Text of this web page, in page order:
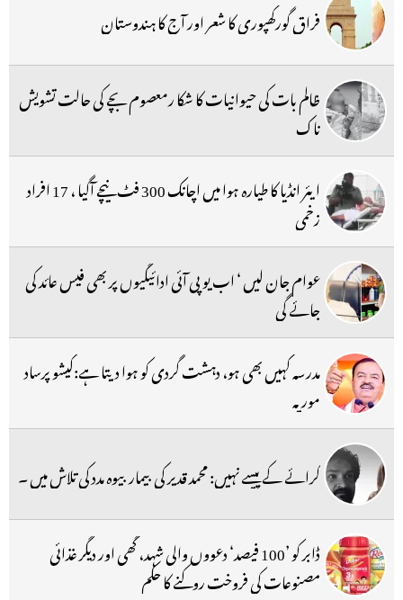
فراق گورکھپوری کا شعر اور آج کا ہندوستان
ظالم بات کی حیوانیات کا شکا رمعصوم بچے کی حالت تشویش
ناک
ایئر انڈیا کا طیارہ ہوا میں اچانک 300 فٹ نیچے آگیا ، 17 افراد
زخمی
عوام جان لیں ‘ اب یو پی آئی ادائیگیوں پر بھی فیس عائد کی
جائے گی
مدرسہ کہیں بھی ہو، دہشت گردی کو ہوا دیتا ہے:کیشو پرساد
موریہ
کرائے کے پیسے نہیں: محمد قدیر کی بیمار بیوہ مدد کی تلاش میں ۔
ڈابر کو ’100 فیصد‘ دعووں والی شہد، گھی اور دیگر غذائی
مصنوعات کی فروخت روکنے کا حکم